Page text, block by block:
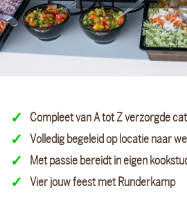
Compleet van A tot Z verzorgde
Volledig begeleid op locatie naar
Met passie bereidt in eigen
Vier jouw feest met Runderkamp